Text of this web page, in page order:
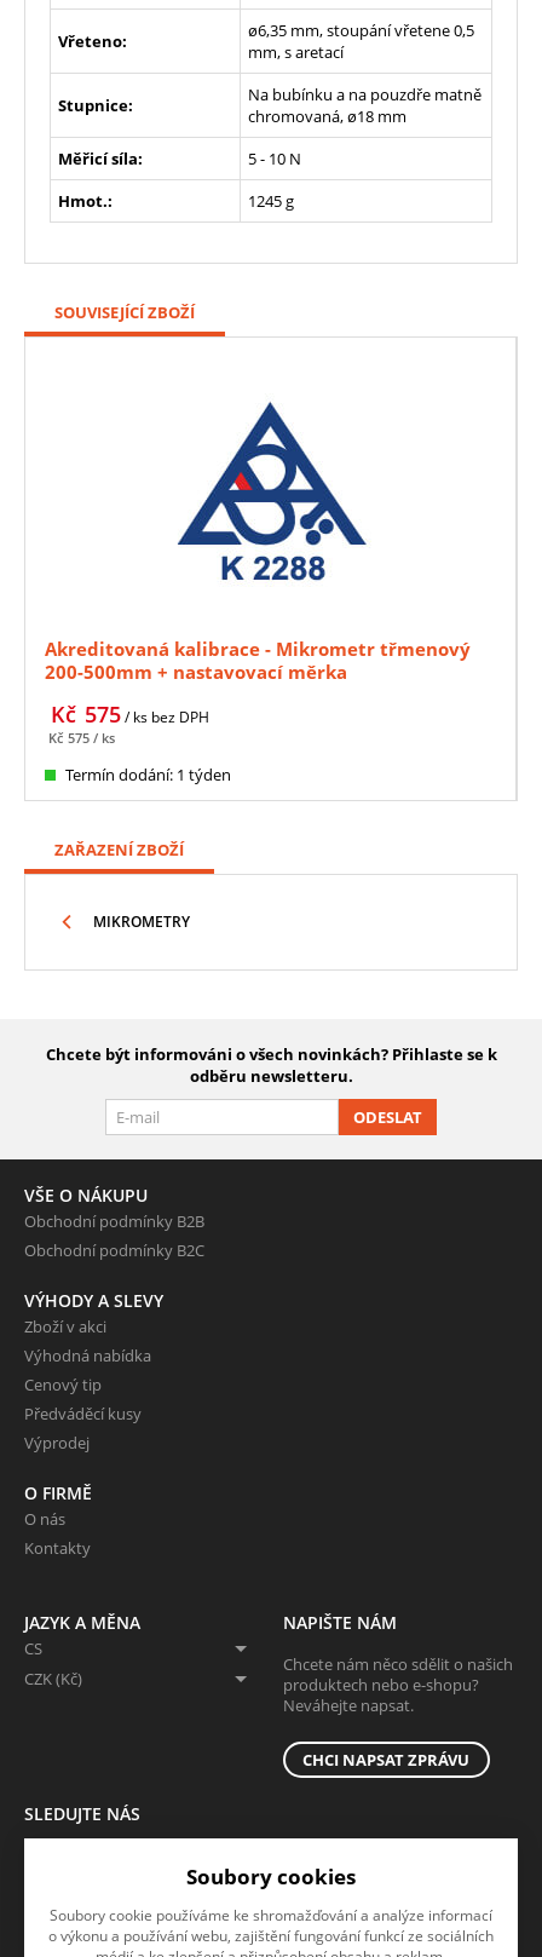
Vřeteno:
ø6,35 mm, stoupání vřetene 0,5
mm, s aretací
Stupnice:
Na bubínku a na pouzdře matně
chromovaná, ø18 mm
Měřicí síla:
5 - 10 N
Hmot.:
1245 g
SOUVISEJÍCÍ ZBOŽÍ
Akreditovaná kalibrace - Mikrometr třmenový
200-500mm + nastavovací měrka
575
Kč / ks bez DPH
575
Kč / ks
Termín dodání: 1 týden
ZAŘAZENÍ ZBOŽÍ
MIKROMETRY
Chcete být informováni o všech novinkách? Přihlaste se k
odběru newsletteru.
ODESLAT
VŠE O NÁKUPU
Obchodní podmínky B2B
Obchodní podmínky B2C
VÝHODY A SLEVY
Zboží v akci
Výhodná nabídka
Cenový tip
Předváděcí kusy
Výprodej
O FIRMĚ
O nás
Kontakty
JAZYK A MĚNA
CS
CZK (Kč)
NAPIŠTE NÁM
Chcete nám něco sdělit o našich
produktech nebo e-shopu?
Neváhejte napsat.
CHCI NAPSAT ZPRÁVU
SLEDUJTE NÁS
Soubory cookies
Soubory cookie používáme ke shromažďování a analýze informací
o výkonu a používání webu, zajištění fungování funkcí ze sociálních